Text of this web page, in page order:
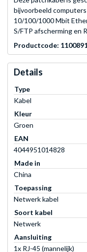
bijvoorbeeld
10/100/1000 Mbit
S/FTP afscherming en
Productcode:
Details
Type
Kabel
Kleur
Groen
EAN
4044951014828
Made in
China
Toepassing
Netwerk kabel
Soort kabel
Netwerk
Aansluiting
1x RJ-45 (mannelijk)